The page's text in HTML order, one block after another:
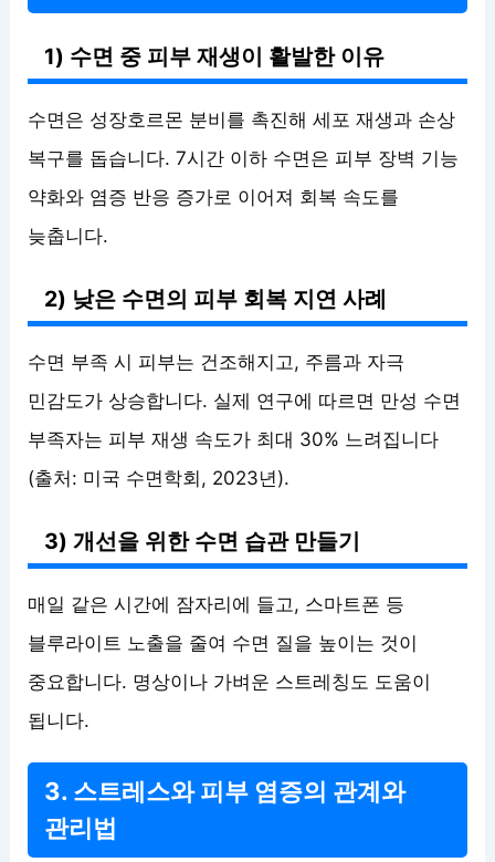
1) 수면 중 피부 재생이 활발한 이유
수면은 성장호르몬 분비를 촉진해 세포 재생과 손상
복구를 돕습니다. 7시간 이하 수면은 피부 장벽 기능
약화와 염증 반응 증가로 이어져 회복 속도를
늦춥니다.
2) 낮은 수면의 피부 회복 지연 사례
수면 부족 시 피부는 건조해지고, 주름과 자극
민감도가 상승합니다. 실제 연구에 따르면 만성 수면
부족자는 피부 재생 속도가 최대 30% 느려집니다
(출처: 미국 수면학회, 2023년).
3) 개선을 위한 수면 습관 만들기
매일 같은 시간에 잠자리에 들고, 스마트폰 등
블루라이트 노출을 줄여 수면 질을 높이는 것이
중요합니다. 명상이나 가벼운 스트레칭도 도움이
됩니다.
3. 스트레스와 피부 염증의 관계와
관리법